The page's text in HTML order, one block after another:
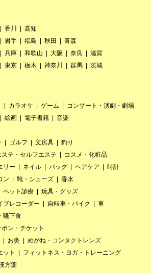
香川
高知
岩手 福島 秋田
青森
兵庫 和歌山 大阪 奈良
滋賀
東京 栃木 神奈川 群馬 茨城
カラオケ ゲーム
コンサート・演劇・劇場
絵画 電子書籍
音楽
ゴルフ 文房具
釣り
ステ・セルフエステ
コスメ・化粧品
リー ネイル バッグ ヘアケア
時計
ン 靴・シューズ
香水
ペット診療
玩具・グッズ
ブレコーダー 自転車・バイク
車
嚥下食
ポン・チケット
お灸
めがね・コンタクトレンズ
ット
フィットネス・ヨガ・トレーニング
方薬